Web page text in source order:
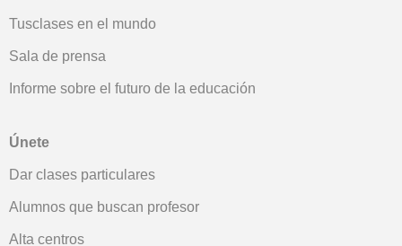
Tusclases en el mundo
Sala de prensa
Informe sobre el futuro de la educación
Únete
Dar clases particulares
Alumnos que buscan profesor
Alta centros